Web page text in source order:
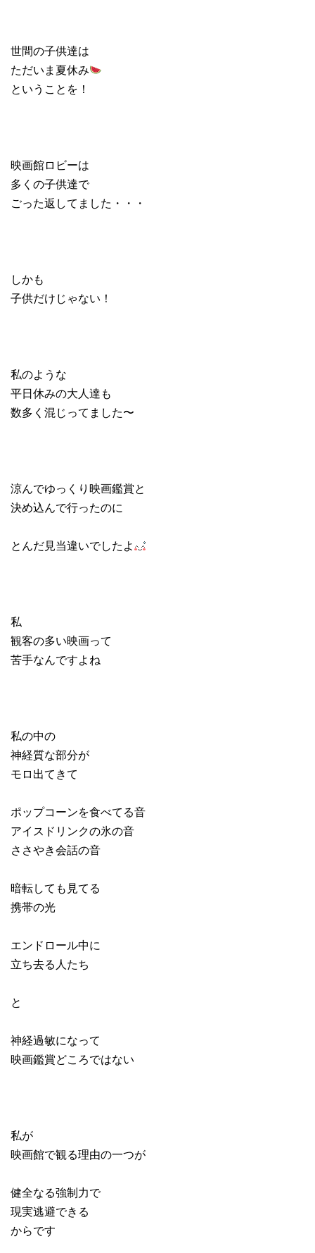
世間の子供達は
ただいま夏休み
ということを！
映画館ロビーは
多くの子供達で
ごった返してました・・・
しかも
子供だけじゃない！
私のような
平日休みの大人達も
数多く混じってました〜
涼んでゆっくり映画鑑賞と
決め込んで行ったのに
とんだ見当違いでしたよ
私
観客の多い映画って
苦手なんですよね
私の中の
神経質な部分が
モロ出てきて
ポップコーンを食べてる音
アイスドリンクの氷の音
ささやき会話の音
暗転しても見てる
携帯の光
エンドロール中に
立ち去る人たち
と
神経過敏になって
映画鑑賞どころではない
私が
映画館で観る理由の一つが
健全なる強制力で
現実逃避できる
からです